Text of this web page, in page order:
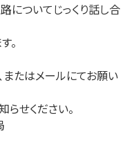
についてじっくり話し合
。
たはメールにてお願い
せください。